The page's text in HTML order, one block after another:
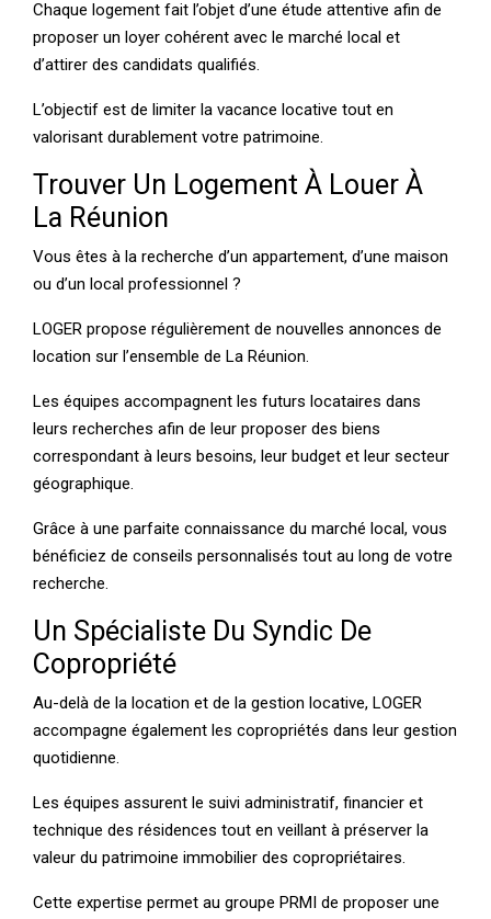
Chaque logement fait l’objet d’une étude attentive afin de
proposer un loyer cohérent avec le marché local et
d’attirer des candidats qualifiés.
L’objectif est de limiter la vacance locative tout en
valorisant durablement votre patrimoine.
Trouver Un Logement À Louer À
La Réunion
Vous êtes à la recherche d’un appartement, d’une maison
ou d’un local professionnel ?
LOGER propose régulièrement de nouvelles annonces de
location sur l’ensemble de La Réunion.
Les équipes accompagnent les futurs locataires dans
leurs recherches afin de leur proposer des biens
correspondant à leurs besoins, leur budget et leur secteur
géographique.
Grâce à une parfaite connaissance du marché local, vous
bénéficiez de conseils personnalisés tout au long de votre
recherche.
Un Spécialiste Du Syndic De
Copropriété
Au-delà de la location et de la gestion locative, LOGER
accompagne également les copropriétés dans leur gestion
quotidienne.
Les équipes assurent le suivi administratif, financier et
technique des résidences tout en veillant à préserver la
valeur du patrimoine immobilier des copropriétaires.
Cette expertise permet au groupe PRMI de proposer une